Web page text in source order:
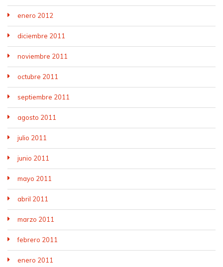
enero 2012
diciembre 2011
noviembre 2011
octubre 2011
septiembre 2011
agosto 2011
julio 2011
junio 2011
mayo 2011
abril 2011
marzo 2011
febrero 2011
enero 2011